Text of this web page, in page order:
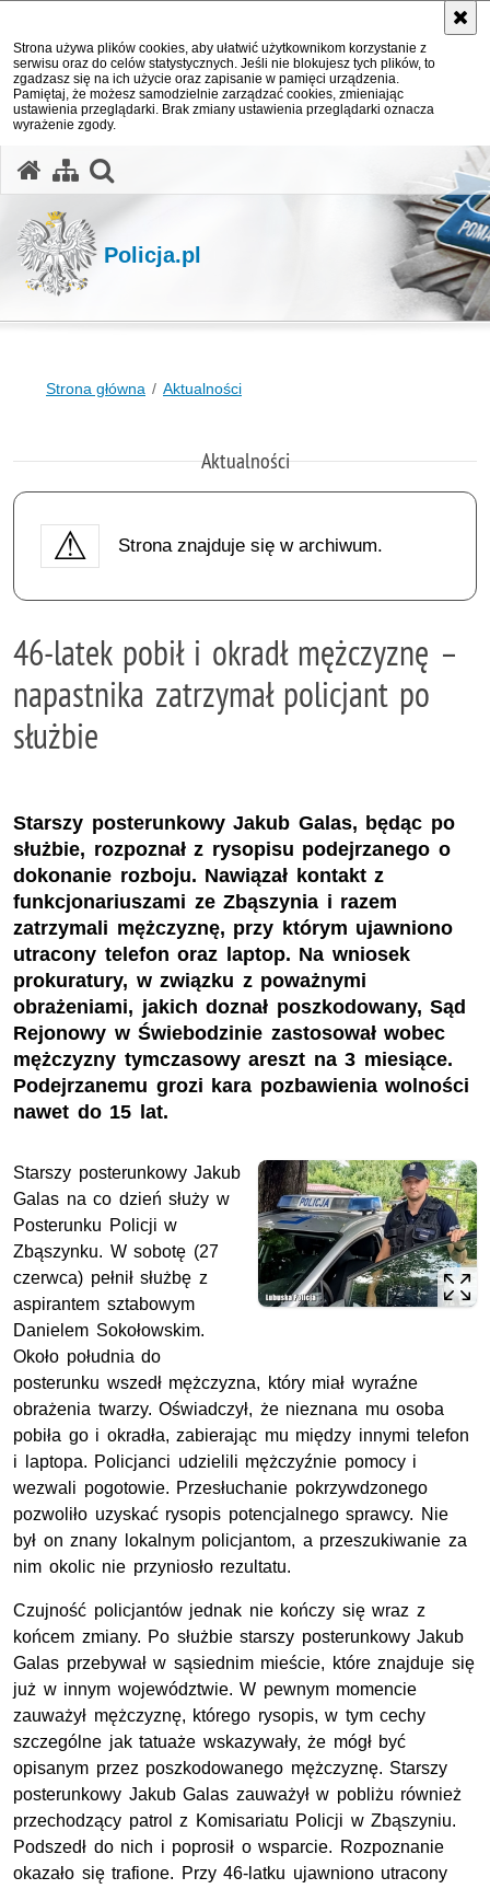
Strona używa plików cookies, aby ułatwić użytkownikom korzystanie z
serwisu oraz do celów statystycznych. Jeśli nie blokujesz tych plików, to
zgadzasz się na ich użycie oraz zapisanie w pamięci urządzenia.
Pamiętaj, że możesz samodzielnie zarządzać cookies, zmieniając
ustawienia przeglądarki. Brak zmiany ustawienia przeglądarki oznacza
wyrażenie zgody.
Policja.pl
Strona główna Aktualności
Aktualności
Strona znajduje się w archiwum.
46-latek pobił i okradł mężczyznę –
napastnika zatrzymał policjant po
służbie
Starszy posterunkowy Jakub Galas, będąc po
służbie, rozpoznał z rysopisu podejrzanego o
dokonanie rozboju. Nawiązał kontakt z
funkcjonariuszami ze Zbąszynia i razem
zatrzymali mężczyznę, przy którym ujawniono
utracony telefon oraz laptop. Na wniosek
prokuratury, w związku z poważnymi
obrażeniami, jakich doznał poszkodowany, Sąd
Rejonowy w Świebodzinie zastosował wobec
mężczyzny tymczasowy areszt na 3 miesiące.
Podejrzanemu grozi kara pozbawienia wolności
nawet do 15 lat.
Starszy posterunkowy Jakub
Galas na co dzień służy w
Posterunku Policji w
Zbąszynku. W sobotę (27
czerwca) pełnił służbę z
aspirantem sztabowym
Danielem Sokołowskim.
Około południa do
posterunku wszedł mężczyzna, który miał wyraźne
obrażenia twarzy. Oświadczył, że nieznana mu osoba
pobiła go i okradła, zabierając mu między innymi telefon
i laptopa. Policjanci udzielili mężczyźnie pomocy i
wezwali pogotowie. Przesłuchanie pokrzywdzonego
pozwoliło uzyskać rysopis potencjalnego sprawcy. Nie
był on znany lokalnym policjantom, a przeszukiwanie za
nim okolic nie przyniosło rezultatu.
Czujność policjantów jednak nie kończy się wraz z
końcem zmiany. Po służbie starszy posterunkowy Jakub
Galas przebywał w sąsiednim mieście, które znajduje się
już w innym województwie. W pewnym momencie
zauważył mężczyznę, którego rysopis, w tym cechy
szczególne jak tatuaże wskazywały, że mógł być
opisanym przez poszkodowanego mężczyznę. Starszy
posterunkowy Jakub Galas zauważył w pobliżu również
przechodzący patrol z Komisariatu Policji w Zbąszyniu.
Podszedł do nich i poprosił o wsparcie. Rozpoznanie
okazało się trafione. Przy 46-latku ujawniono utracony